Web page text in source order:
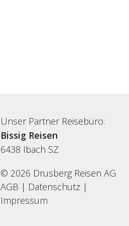
Unser Partner Reisebüro:
Bissig Reisen
6438 Ibach SZ
© 2026 Drusberg Reisen AG
AGB | Datenschutz |
Impressum